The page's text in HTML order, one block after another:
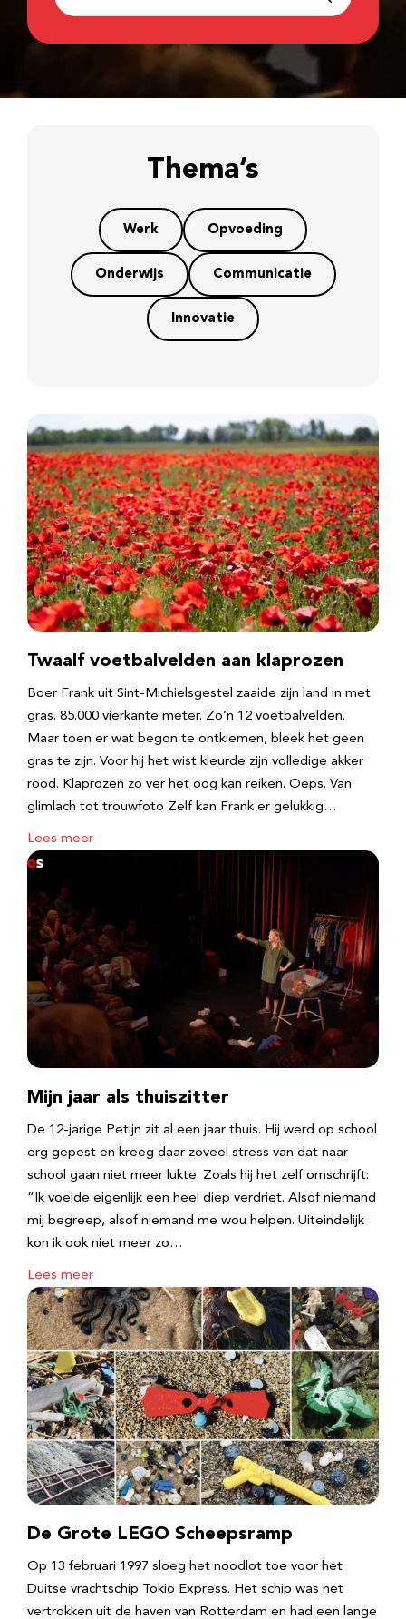
Thema’s
Werk Opvoeding
Onderwijs Communicatie
Innovatie
Twaalf voetbalvelden aan klaprozen
Boer Frank uit Sint-Michielsgestel zaaide zijn land in met
gras. 85.000 vierkante meter. Zo’n 12 voetbalvelden.
Maar toen er wat begon te ontkiemen, bleek het geen
gras te zijn. Voor hij het wist kleurde zijn volledige akker
rood. Klaprozen zo ver het oog kan reiken. Oeps. Van
glimlach tot trouwfoto Zelf kan Frank er gelukkig…
Lees meer
Mijn jaar als thuiszitter
De 12-jarige Petijn zit al een jaar thuis. Hij werd op school
erg gepest en kreeg daar zoveel stress van dat naar
school gaan niet meer lukte. Zoals hij het zelf omschrijft:
“Ik voelde eigenlijk een heel diep verdriet. Alsof niemand
mij begreep, alsof niemand me wou helpen. Uiteindelijk
kon ik ook niet meer zo…
Lees meer
De Grote LEGO Scheepsramp
Op 13 februari 1997 sloeg het noodlot toe voor het
Duitse vrachtschip Tokio Express. Het schip was net
vertrokken uit de haven van Rotterdam en had een lange